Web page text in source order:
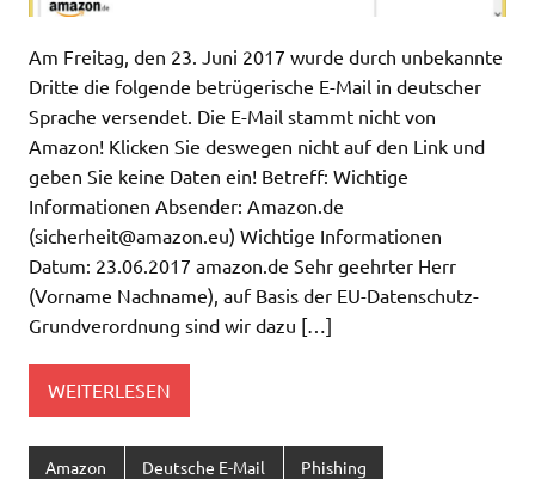
Am Freitag, den 23. Juni 2017 wurde durch unbekannte
Dritte die folgende betrügerische E-Mail in deutscher
Sprache versendet. Die E-Mail stammt nicht von
Amazon! Klicken Sie deswegen nicht auf den Link und
geben Sie keine Daten ein! Betreff: Wichtige
Informationen Absender: Amazon.de
(sicherheit@amazon.eu) Wichtige Informationen
Datum: 23.06.2017 amazon.de Sehr geehrter Herr
(Vorname Nachname), auf Basis der EU-Datenschutz-
Grundverordnung sind wir dazu […]
WEITERLESEN
Amazon Deutsche E-Mail Phishing